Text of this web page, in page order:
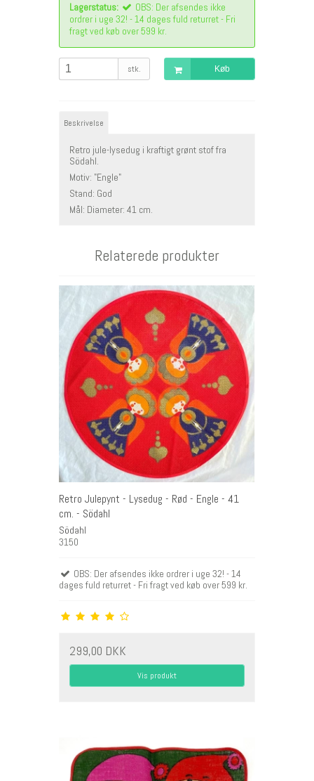
Lagerstatus:
OBS: Der afsendes ikke
ordrer i uge 32! - 14 dages fuld returret - Fri
fragt ved køb over 599 kr.
stk. Køb
Beskrivelse
Retro jule-lysedug i kraftigt grønt stof fra
Södahl.
Motiv: "Engle"
Stand: God
Mål: Diameter: 41 cm.
Relaterede produkter
Retro Julepynt - Lysedug - Rød - Engle - 41
cm. - Södahl
Södahl
3150
OBS: Der afsendes ikke ordrer i uge 32! - 14
dages fuld returret - Fri fragt ved køb over 599 kr.
299,00 DKK
Vis produkt